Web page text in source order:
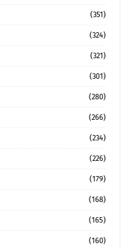
(351)
(324)
(321)
(301)
(280)
(266)
(234)
(226)
(179)
(168)
(165)
(160)